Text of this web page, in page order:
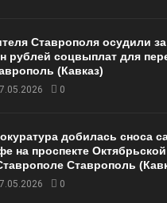
Ставрополя осудили
рублей соцвыплат для
(Кавказ)
0
добилась сноса
на проспекте
Ставрополь
0